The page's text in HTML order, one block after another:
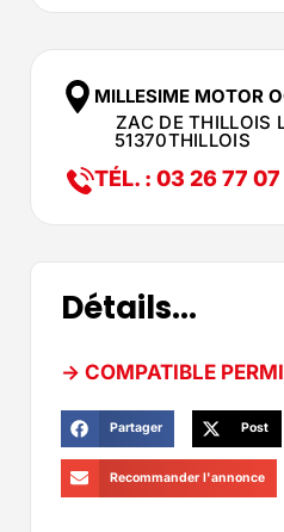
MILLESIME MOTOR
ZAC DE THILLOIS
51370THILLOIS
TÉL. : 03 26 77
Détails...
-> COMPATIBLE
Partager Post
Recommander l'annonce